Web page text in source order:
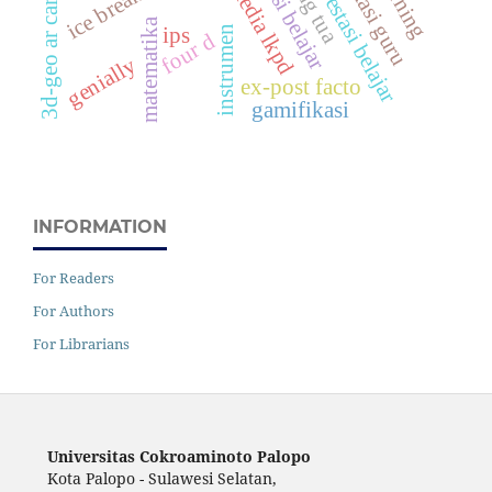
prestasi belajar
ex-post facto
instrumenmedia lkpd
four d
matematika ips
3d-geo ar cards gamifikasi
genially
INFORMATION
For Readers
For Authors
For Librarians
Universitas Cokroaminoto Palopo
Kota Palopo - Sulawesi Selatan,